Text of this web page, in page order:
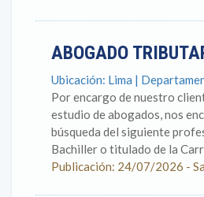
ABOGADO
Ubicación: Lima |
Por encargo de nuestro
estudio de abogados, nos
búsqueda del siguiente
Bachiller o titulado de la
Publicación: 24/07/2026 -